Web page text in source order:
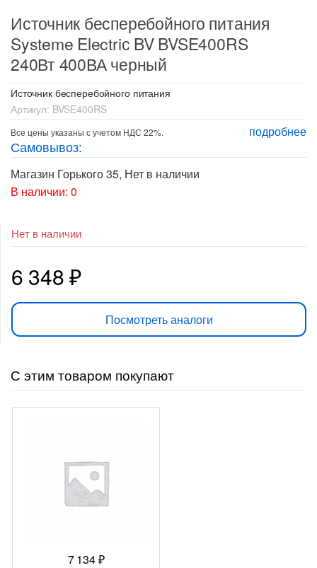
Источник бесперебойного питания
Systeme Electriс BV BVSE400RS
240Вт 400ВА черный
Источник бесперебойного питания
Артикул: BVSE400RS
подробнее
Все цены указаны с учетом НДС 22%.
Самовывоз:
Магазин Горького 35, Нет в наличии
В наличии: 0
Нет в наличии
6 348₽
Посмотреть аналоги
С этим товаром покупают
7 134₽